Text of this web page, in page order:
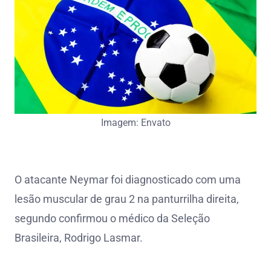
Imagem: Envato
O atacante Neymar foi diagnosticado com uma
lesão muscular de grau 2 na panturrilha direita,
segundo confirmou o médico da Seleção
Brasileira, Rodrigo Lasmar.